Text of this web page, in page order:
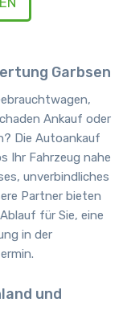
Garbsen
Ankauf oder
Die Autoankauf
Ihr Fahrzeug nahe
unverbindliches
Partner bieten
für Sie, eine
in der
und